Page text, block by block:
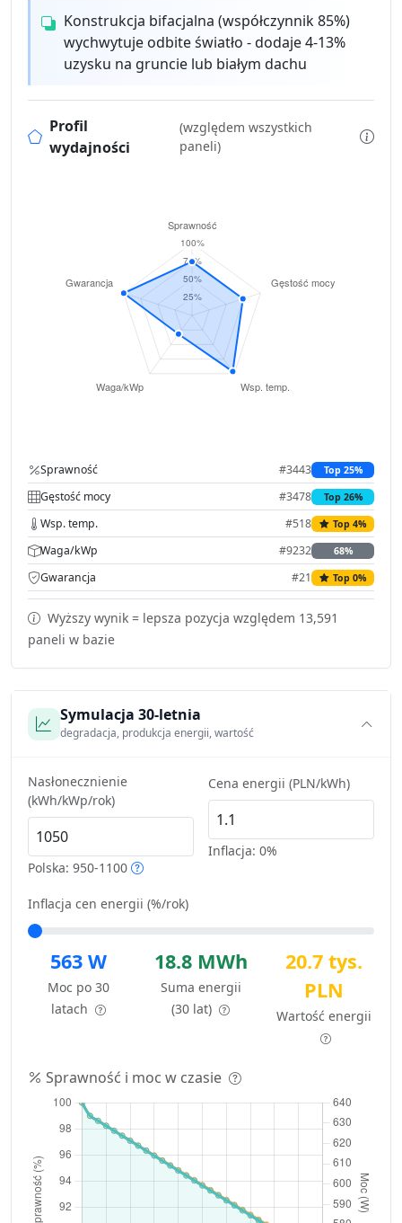
Konstrukcja bifacjalna (współczynnik 85%)
wychwytuje odbite światło - dodaje 4-13%
uzysku na gruncie lub białym dachu
Profil
wydajności
(względem wszystkich
paneli)
Sprawność #3443 Top 25%
Gęstość mocy #3478 Top 26%
Wsp. temp. #518 Top 4%
Waga/kWp #9232 68%
Gwarancja #21 Top 0%
Wyższy wynik = lepsza pozycja względem 13,591
paneli w bazie
Symulacja 30-letnia
degradacja, produkcja energii, wartość
Nasłonecznienie
(kWh/kWp/rok)
Polska: 950-1100
Cena energii (PLN/kWh)
Inflacja: 0%
Inflacja cen energii (%/rok)
563 W
Moc po 30
latach
18.8 MWh
Suma energii
(30 lat)
20.7 tys.
PLN
Wartość energii
Sprawność i moc w czasie